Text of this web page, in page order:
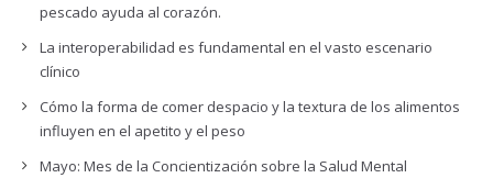
pescado ayuda al corazón.
La interoperabilidad es fundamental en el vasto escenario
clínico
Cómo la forma de comer despacio y la textura de los alimentos
influyen en el apetito y el peso
Mayo: Mes de la Concientización sobre la Salud Mental